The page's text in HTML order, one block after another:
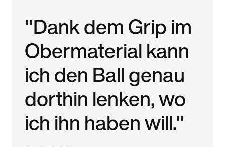
"Dank dem Grip im
Obermaterial kann
ich den Ball genau
dorthin lenken, wo
ich ihn haben will."